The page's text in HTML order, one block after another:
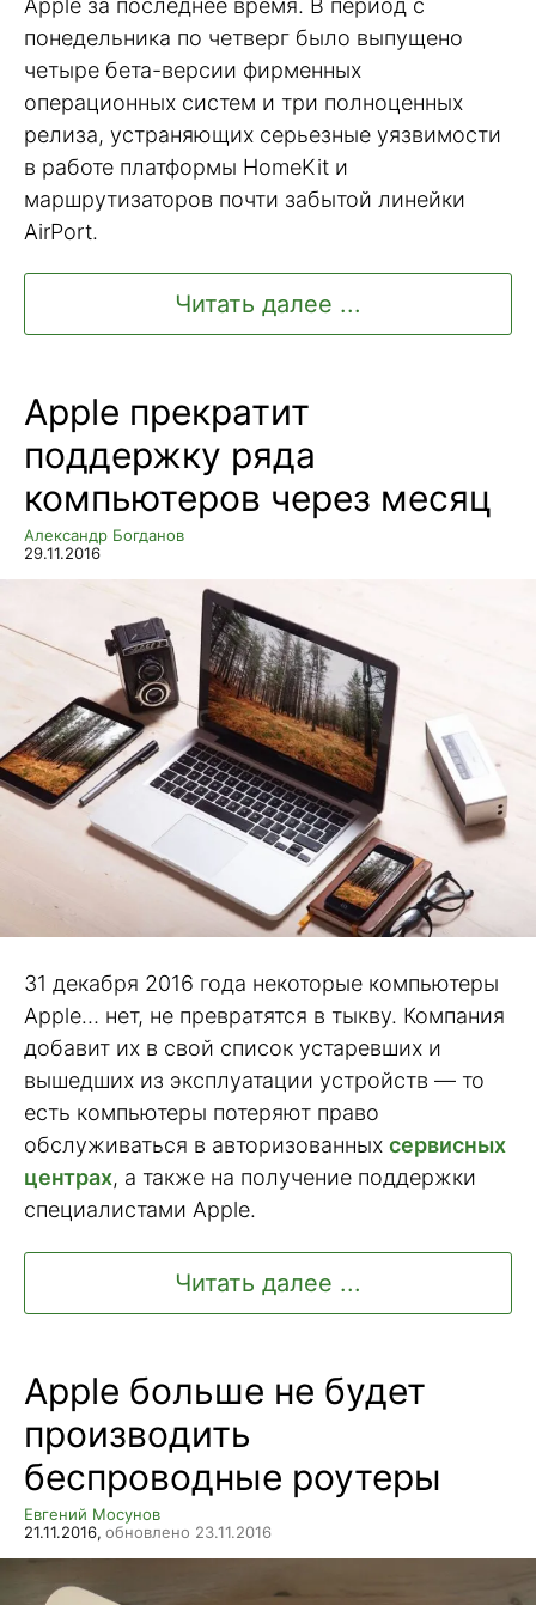
Apple за последнее время. В период с
понедельника по четверг было выпущено
четыре бета-версии фирменных
операционных систем и три полноценных
релиза, устраняющих серьезные уязвимости
в работе платформы HomeKit и
маршрутизаторов почти забытой линейки
AirPort.
Читать далее ...
Apple прекратит
поддержку ряда
компьютеров через месяц
Александр Богданов
29.11.2016
31 декабря 2016 года некоторые компьютеры
Apple… нет, не превратятся в тыкву. Компания
добавит их в свой список устаревших и
вышедших из эксплуатации устройств — то
есть компьютеры потеряют право
обслуживаться в авторизованных сервисных
центрах, а также на получение поддержки
специалистами Apple.
Читать далее ...
Apple больше не будет
производить
беспроводные роутеры
Евгений Мосунов
21.11.2016, обновлено 23.11.2016